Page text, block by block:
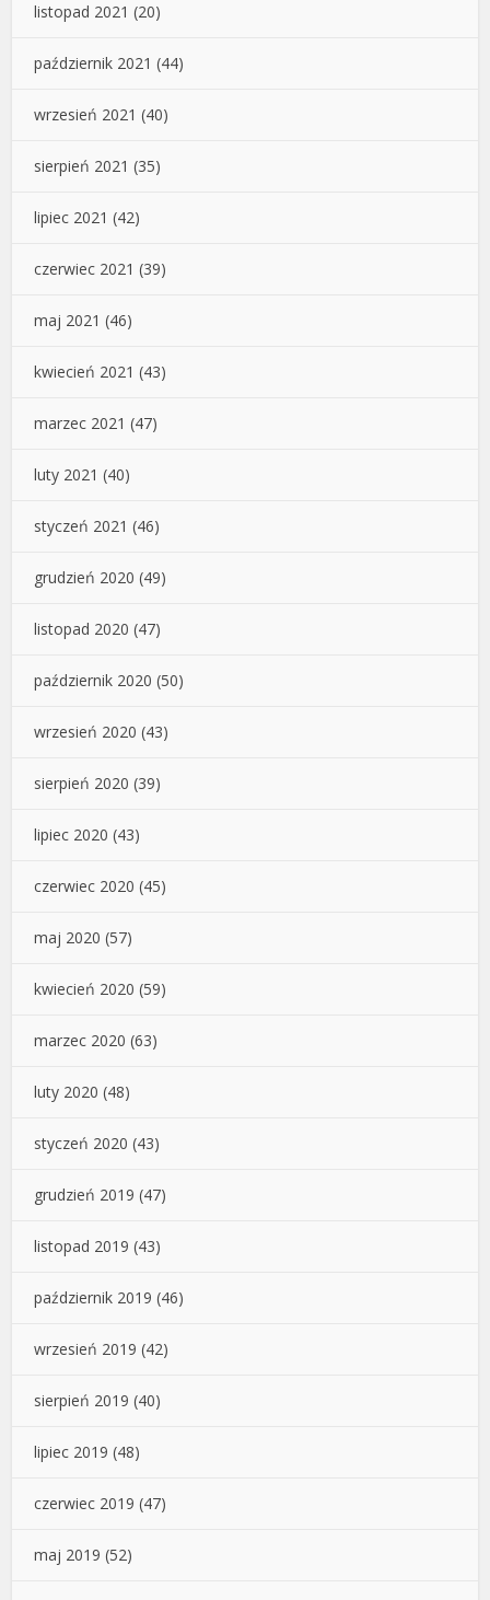
listopad 2021 (20)
październik 2021 (44)
wrzesień 2021 (40)
sierpień 2021 (35)
lipiec 2021 (42)
czerwiec 2021 (39)
maj 2021 (46)
kwiecień 2021 (43)
marzec 2021 (47)
luty 2021 (40)
styczeń 2021 (46)
grudzień 2020 (49)
listopad 2020 (47)
październik 2020 (50)
wrzesień 2020 (43)
sierpień 2020 (39)
lipiec 2020 (43)
czerwiec 2020 (45)
maj 2020 (57)
kwiecień 2020 (59)
marzec 2020 (63)
luty 2020 (48)
styczeń 2020 (43)
grudzień 2019 (47)
listopad 2019 (43)
październik 2019 (46)
wrzesień 2019 (42)
sierpień 2019 (40)
lipiec 2019 (48)
czerwiec 2019 (47)
maj 2019 (52)